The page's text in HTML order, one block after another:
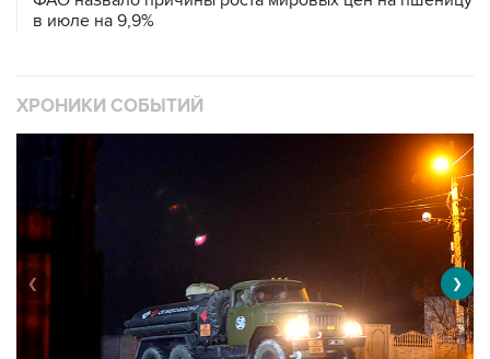
в июле на 9,9%
ХРОНИКИ СОБЫТИЙ
❮ ❯